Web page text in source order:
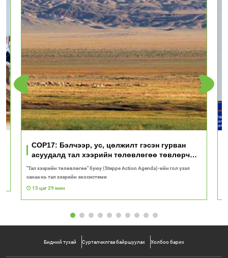
COP17: Бэлчээр, ус, цөлжилт гэсэн гурван
асуудалд тал хээрийн төлөвлөгөө төвлөрч
байна
"Тал хээрийн төлөвлөгөө" буюу (Steppe Action Agenda)-ийн гол үзэл
санаа нь тал хээрийн экосистеми
15 цаг 29 мин
Бидний тухай Сурталчилгаа байршуулах Холбоо барих